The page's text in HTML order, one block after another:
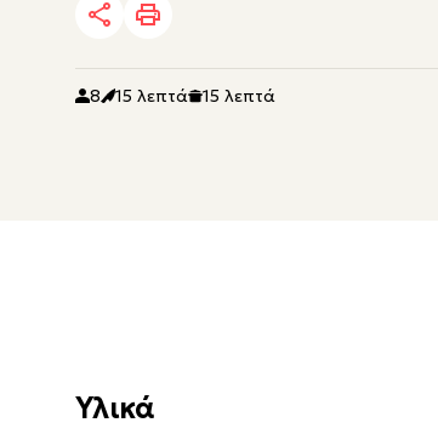
8 15 λεπτά 15 λεπτά
Υλικά